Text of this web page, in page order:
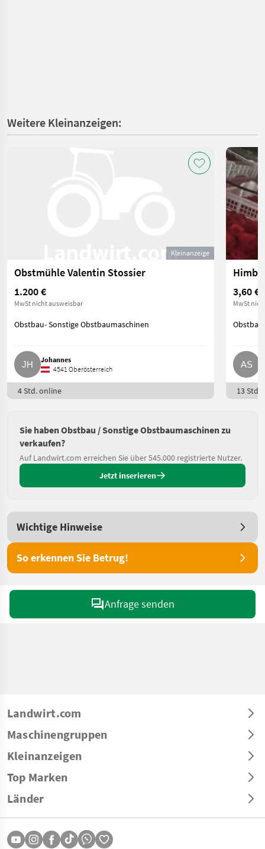
Weitere Kleinanzeigen:
Kleinanzeige
Obstmühle Valentin Stossier
1.200 €
MwSt nicht ausweisbar
Obstbau- Sonstige Obstbaumaschinen
Johannes
4541 Oberösterreich
4 Std. online
3,60 €
MwSt
13 Std.
Sie haben Obstbau / Sonstige Obstbaumaschinen zu
verkaufen?
Auf Landwirt.com erreichen Sie über 545.000 registrierte Nutzer.
Jetzt inserieren
Wichtige Hinweise
So erkennen Sie Betrug!
Anfrage senden
Landwirt.com
Maschinengruppen
Kleinanzeigen
Top Marken
Länder